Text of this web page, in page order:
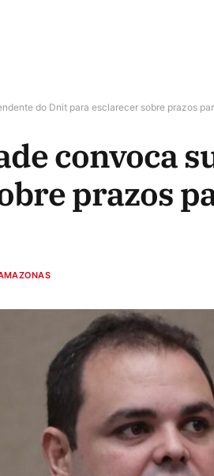
do Dnit para esclarecer sobre prazos
convoca
prazos